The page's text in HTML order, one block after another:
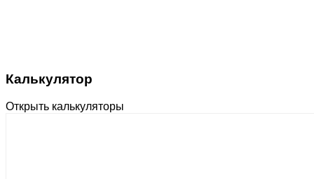
Калькулятор
Открыть калькуляторы